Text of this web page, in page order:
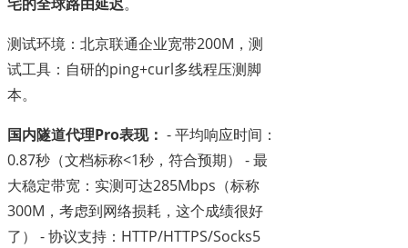
测试环境：北京联通企业宽带200M，测
试工具：自研的ping+curl多线程压测脚
本。
国内隧道代理Pro表现： - 平均响应时间：
0.87秒（文档标称<1秒，符合预期） - 最
大稳定带宽：实测可达285Mbps（标称
300M，考虑到网络损耗，这个成绩很好
了） - 协议支持：HTTP/HTTPS/Socks5